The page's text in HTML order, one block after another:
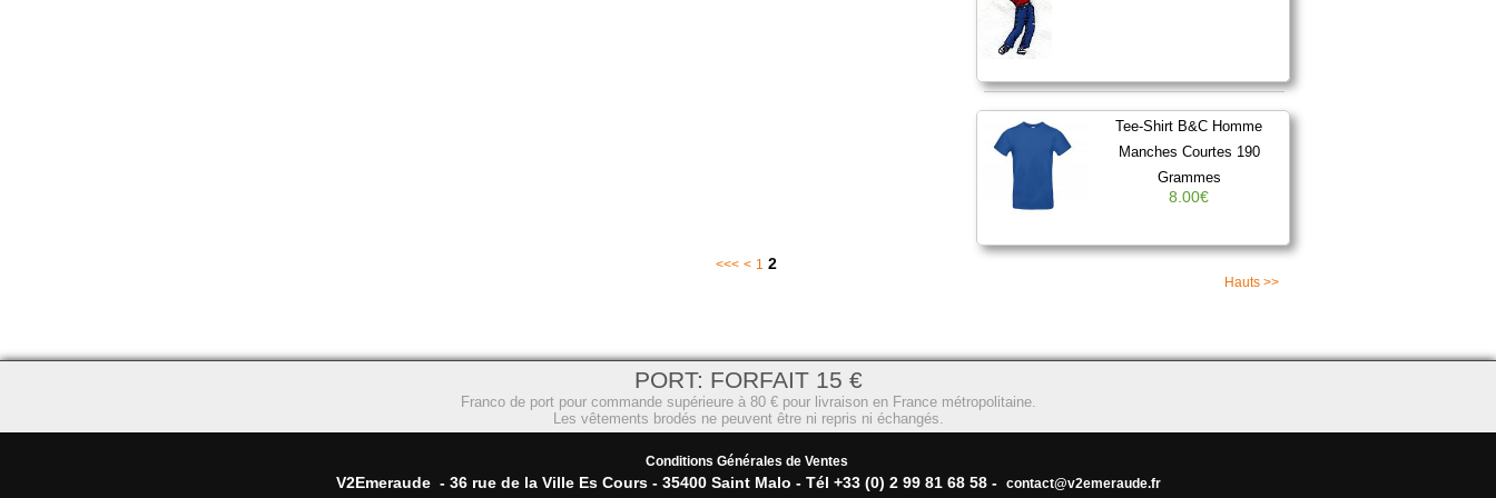
Tee-Shirt B&C Homme
Manches Courtes 190
Grammes
8.00€
<<< < 1 2
Hauts >>
PORT: FORFAIT 15 €
Franco de port pour commande supérieure à 80 € pour livraison en France métropolitaine.
Les vêtements brodés ne peuvent être ni repris ni échangés.
Conditions Générales de Ventes
V2Emeraude - 36 rue de la Ville Es Cours - 35400 Saint Malo - Tél +33 (0) 2 99 81 68 58 - contact@v2emeraude.fr